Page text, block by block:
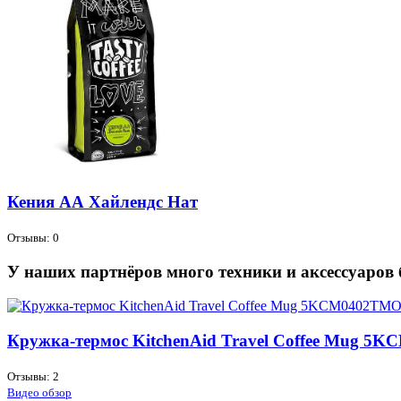
Кения АА Хайлендс Нат
Отзывы: 0
У наших партнёров много техники и аксессуаров
Кружка-термос KitchenAid Travel Coffee Mug
Отзывы: 2
Видео обзор